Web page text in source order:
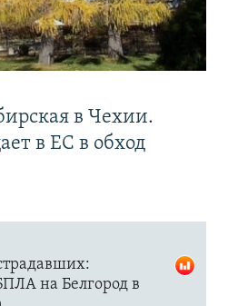
в Чехии.
в ЕС в обход